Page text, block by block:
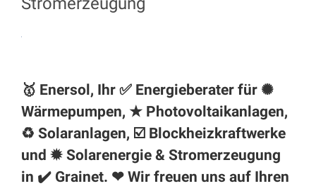
🥇 Enersol, Ihr ✅ Energieberater für ✺
Wärmepumpen, ★ Photovoltaikanlagen,
♻ Solaranlagen, ☑️ Blockheizkraftwerke
und ✹ Solarenergie & Stromerzeugung
in ✔️ Grainet. ❤ Wir freuen uns auf Ihren